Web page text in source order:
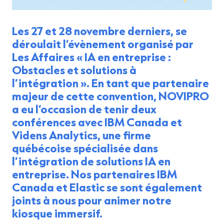
Les 27 et 28 novembre derniers, se
déroulait l’évènement organisé par
Les Affaires « IA en entreprise :
Obstacles et solutions à
l’intégration ». En tant que partenaire
majeur de cette convention, NOVIPRO
a eu l’occasion de tenir deux
conférences avec IBM Canada et
Videns Analytics, une firme
québécoise spécialisée dans
l’intégration de solutions IA en
entreprise. Nos partenaires IBM
Canada et Elastic se sont également
joints à nous pour animer notre
kiosque immersif.